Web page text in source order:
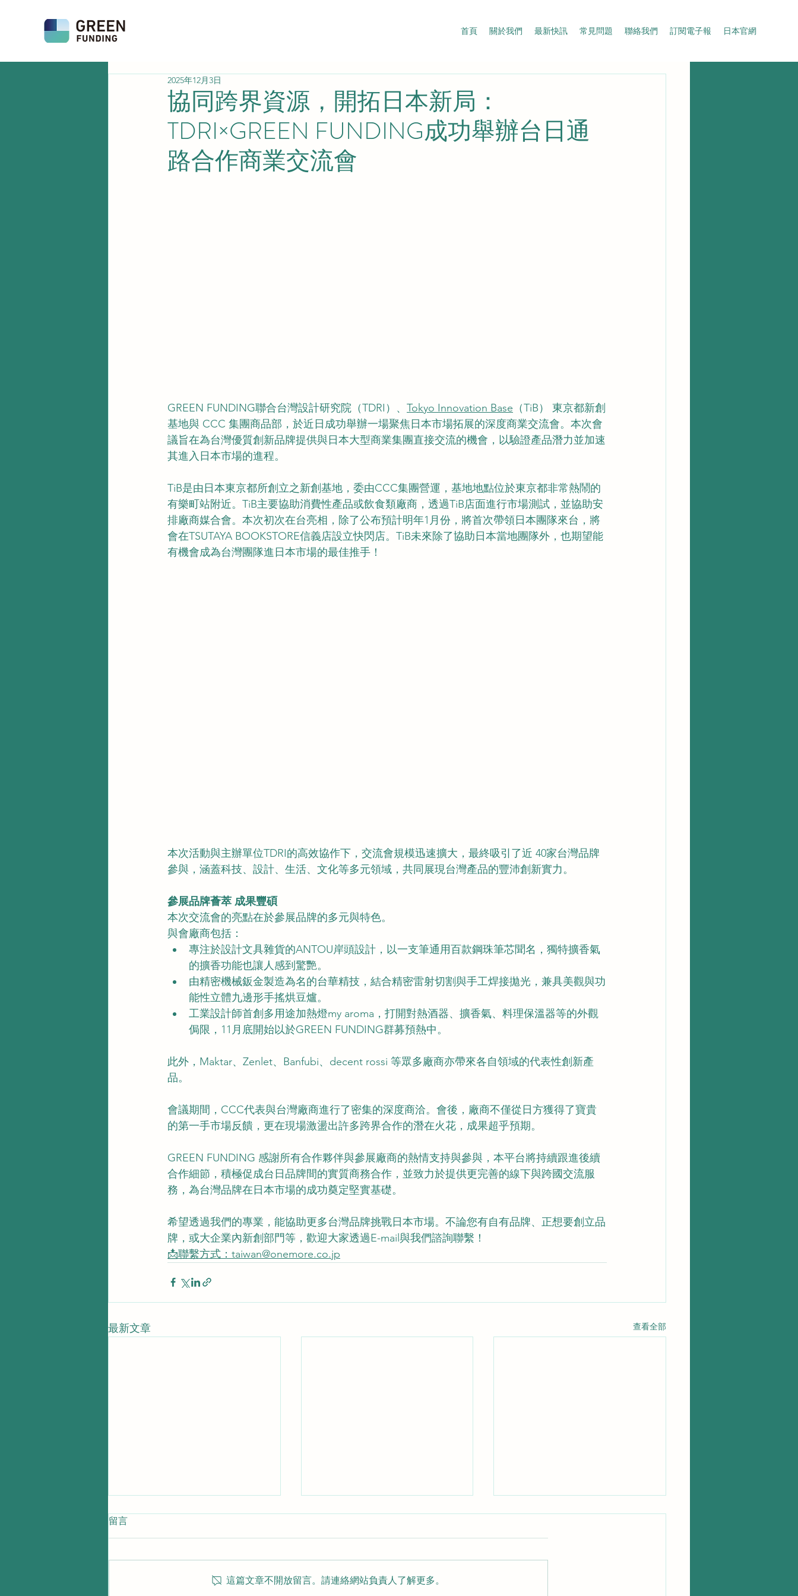
首頁 關於我們 最新快訊 常見問題 聯絡我們 訂閱電子報 日本官網
協同跨界資源，開拓日本新局：
TDRI×GREEN FUNDING成功舉辦台日通
路合作商業交流會
2025年12月3日
GREEN FUNDING聯合台灣設計研究院（TDRI）、 Tokyo Innovation Base （TiB） 東京都新創
基地與 CCC 集團商品部，於近日成功舉辦一場聚焦日本市場拓展的深度商業交流會。本次會
議旨在為台灣優質創新品牌提供與日本大型商業集團直接交流的機會，以驗證產品潛力並加速
其進入日本市場的進程。
TiB是由日本東京都所創立之新創基地，委由CCC集團營運，基地地點位於東京都非常熱鬧的
有樂町站附近。TiB主要協助消費性產品或飲食類廠商，透過TiB店面進行市場測試，並協助安
排廠商媒合會。本次初次在台亮相，除了公布預計明年1月份，將首次帶領日本團隊來台，將
會在TSUTAYA BOOKSTORE信義店設立快閃店。TiB未來除了協助日本當地團隊外，也期望能
有機會成為台灣團隊進日本市場的最佳推手！
本次活動與主辦單位TDRI的高效協作下，交流會規模迅速擴大，最終吸引了近 40家台灣品牌
參與，涵蓋科技、設計、生活、文化等多元領域，共同展現台灣產品的豐沛創新實力。
參展品牌薈萃 成果豐碩
本次交流會的亮點在於參展品牌的多元與特色。
與會廠商包括：
專注於設計文具雜貨的ANTOU岸頭設計，以一支筆通用百款鋼珠筆芯聞名，獨特擴香氣
的擴香功能也讓人感到驚艷。
由精密機械鈑金製造為名的台華精技，結合精密雷射切割與手工焊接拋光，兼具美觀與功
能性立體九邊形手搖烘豆爐。
工業設計師首創多用途加熱燈my aroma，打開對熱酒器、擴香氣、料理保溫器等的外觀
侷限，11月底開始以於GREEN FUNDING群募預熱中。
此外，Maktar、Zenlet、Banfubi、decent rossi 等眾多廠商亦帶來各自領域的代表性創新產
品。
會議期間，CCC代表與台灣廠商進行了密集的深度商洽。會後，廠商不僅從日方獲得了寶貴
的第一手市場反饋，更在現場激盪出許多跨界合作的潛在火花，成果超乎預期。
GREEN FUNDING 感謝所有合作夥伴與參展廠商的熱情支持與參與，本平台將持續跟進後續
合作細節，積極促成台日品牌間的實質商務合作，並致力於提供更完善的線下與跨國交流服
務，為台灣品牌在日本市場的成功奠定堅實基礎。
希望透過我們的專業，能協助更多台灣品牌挑戰日本市場。 不論您有自有品牌、正想要創立品
牌，或大企業內新創部門等，歡迎大家透過E-mail與我們諮詢聯繫！
📩聯繫方式：taiwan@onemore.co.jp
最新文章 查看全部
留言
這篇文章不開放留言。請連絡網站負責人了解更多。